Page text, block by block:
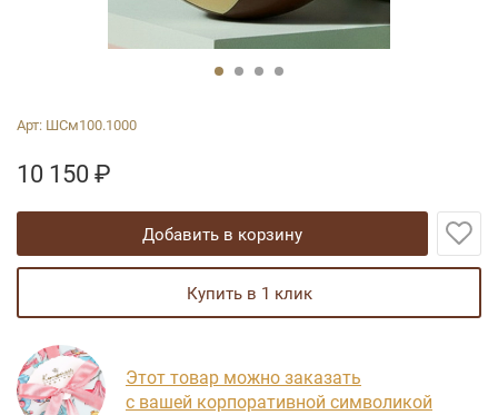
Арт: ШСм100.1000
10 150 ₽
добавить в корзину
купить в 1 клик
Этот товар можно заказать
с вашей корпоративной символикой